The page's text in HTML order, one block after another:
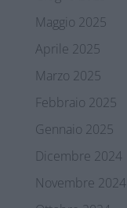
Maggio 2025
Aprile 2025
Marzo 2025
Febbraio 2025
Gennaio 2025
Dicembre 2024
Novembre 2024